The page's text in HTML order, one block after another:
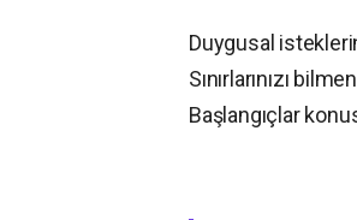
Duygusal
Sınırlarınızı
Başlangıçlar